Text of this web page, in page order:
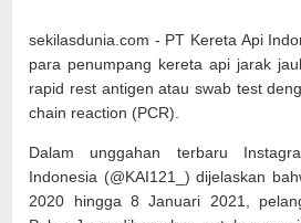
sekilasdunia.com - PT Kereta Api
para penumpang kereta api jarak
rapid rest antigen atau swab test
chain reaction (PCR).
Dalam unggahan terbaru
Indonesia (@KAI121_) dijelaskan
2020 hingga 8 Januari 2021,